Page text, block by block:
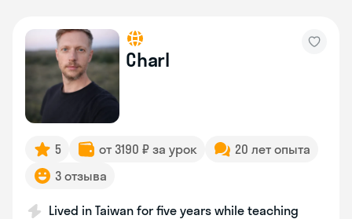
Charl
5 от 3190 ₽ за урок
20 лет опыта
3 отзыва
Lived in Taiwan for five years while teaching